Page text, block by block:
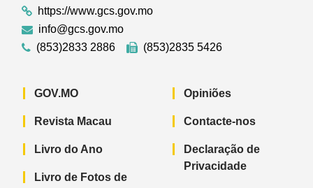
https://www.gcs.gov.mo
info@gcs.gov.mo
(853)2833 2886
(853)2835 5426
GOV.MO
Revista Macau
Livro do Ano
Livro de Fotos de
Opiniões
Contacte-nos
Declaração de
Privacidade